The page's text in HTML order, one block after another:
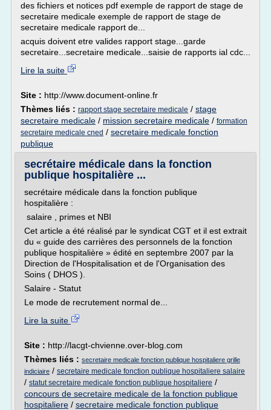
des fichiers et notices pdf exemple de rapport de stage de
secretaire medicale exemple de rapport de stage de
secretaire medicale rapport de...
acquis doivent etre valides rapport stage...garde
secretaire...secretaire medicale...saisie de rapports ial cdc...
Lire la suite
Site : http://www.document-online.fr
Thèmes liés : rapport stage secretaire medicale / stage
secretaire medicale / mission secretaire medicale / formation
secretaire medicale cned / secretaire medicale fonction
publique
secrétaire médicale dans la fonction
publique hospitalière ...
secrétaire médicale dans la fonction publique
hospitalière :
salaire , primes et NBI
Cet article a été réalisé par le syndicat CGT et il est extrait
du « guide des carrières des personnels de la fonction
publique hospitalière » édité en septembre 2007 par la
Direction de l'Hospitalisation et de l'Organisation des
Soins ( DHOS ).
Salaire - Statut
Le mode de recrutement normal de...
Lire la suite
Site : http://lacgt-chvienne.over-blog.com
Thèmes liés : secretaire medicale fonction publique hospitaliere grille
indiciaire / secretaire medicale fonction publique hospitaliere salaire
/ statut secretaire medicale fonction publique hospitaliere /
concours de secretaire medicale de la fonction publique
hospitaliere / secretaire medicale fonction publique